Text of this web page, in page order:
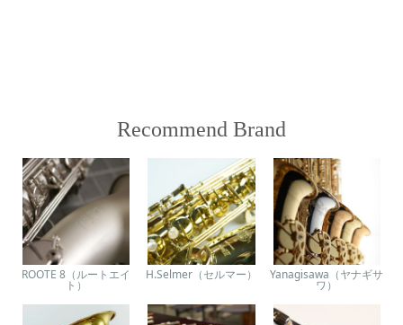
Recommend Brand
ROOTE 8（ルートエイ
ト）
H.Selmer（セルマー） Yanagisawa（ヤナギサ
ワ）